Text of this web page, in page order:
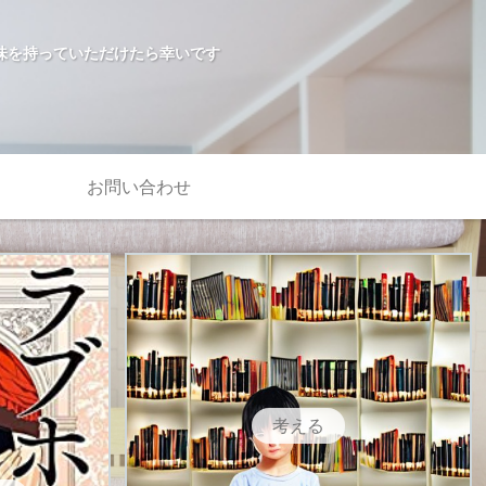
持っていただけたら幸いです
お問い合わせ
考える